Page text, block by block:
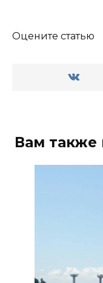
Оцените статью
Вам также